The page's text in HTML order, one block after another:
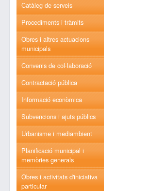
Catàleg de serveis
Procediments i tràmits
Obres i altres actuacions
municipals
Convenis de col·laboració
Contractació pública
Informació econòmica
Subvencions i ajuts públics
Urbanisme i mediambient
Planificació municipal i
memòries generals
Obres i activitats d'iniciativa
particular